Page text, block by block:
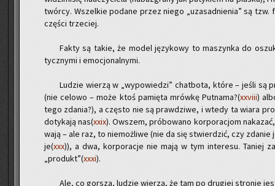
twór­cy. Wszel­kie po­da­ne przez niego „uza­sad­nie­nia” są
czę­ści trze­ciej.
Fakty są takie, że model ję­zy­ko­wy to ma­szyn­ka do
tycz­ny­mi i emo­cjo­nal­ny­mi.
Lu­dzie wie­rzą w „wy­po­wie­dzi” chat­bo­ta, które – jeśli są
(nie ce­lo­wo – może ktoś pa­mię­ta mrów­kę Put­na­ma?(xxviii)
tego zda­nia?), a czę­sto nie są praw­dzi­we, i wtedy ta wiara
do­ty­ka­ją nas(xxix). Ow­szem, pró­bo­wa­no kor­po­ra­cjom
wa­ją – ale raz, to nie­moż­li­we (nie da się stwier­dzić, czy
je(xxx)), a dwa, kor­po­ra­cje nie mają w tym in­te­re­su. Ta­niej
„pro­dukt”(xxxi).
Ale, co gor­sza, lu­dzie wie­rzą, że tam po dru­giej stro­nie